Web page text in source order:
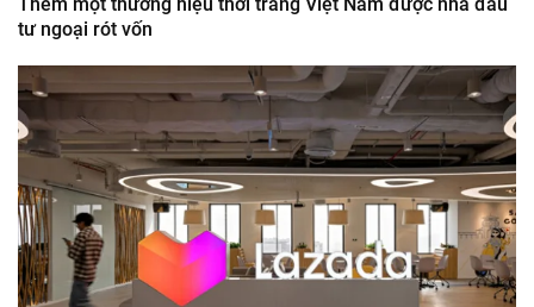
tư ngoại rót vốn